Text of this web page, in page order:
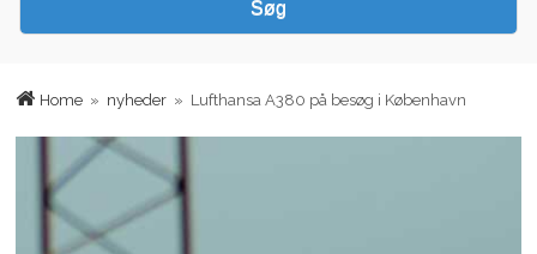
Home » nyheder » Lufthansa A380 på besøg i København